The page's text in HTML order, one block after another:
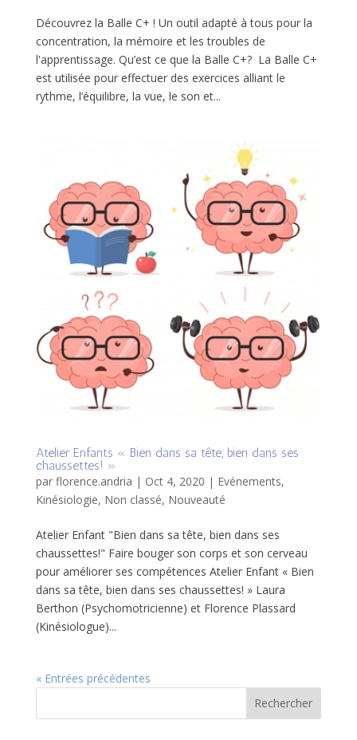
Découvrez la Balle C+ ! Un outil adapté à tous pour la
concentration, la mémoire et les troubles de
l'apprentissage. Qu’est ce que la Balle C+? La Balle C+
est utilisée pour effectuer des exercices alliant le
rythme, l’équilibre, la vue, le son et...
Atelier Enfants « Bien dans sa tête, bien dans ses
chaussettes! »
par florence.andria | Oct 4, 2020 | Evénements,
Kinésiologie, Non classé, Nouveauté
Atelier Enfant "Bien dans sa tête, bien dans ses
chaussettes!" Faire bouger son corps et son cerveau
pour améliorer ses compétences Atelier Enfant « Bien
dans sa tête, bien dans ses chaussettes! » Laura
Berthon (Psychomotricienne) et Florence Plassard
(Kinésiologue)...
« Entrées précédentes